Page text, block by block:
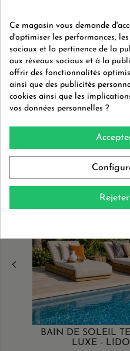
Références
Vous
BAIN DE SOLEIL
LUXE -
Ce magasin vous demande
d'optimiser les performances,
sociaux et la pertinence de la
aux réseaux sociaux et à la
offrir des fonctionnalités
ainsi que des publicités
cookies ainsi que les
vos données personnelles ?
Rejeter